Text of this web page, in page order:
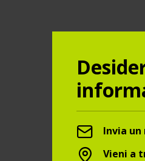
Invia un
Vieni a